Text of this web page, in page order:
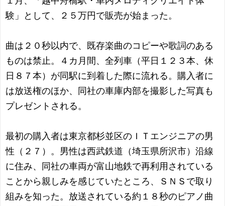
験」として、２５万円で販売が始まった。
曲は２０秒以内で、既存楽曲のコピーや歌詞のある
ものは禁止。４カ月間、全列車（平日１２３本、休
日８７本）が同駅に到着した際に流れる。購入者に
は放送権のほか、同社の車庫内部を撮影した写真も
プレゼントされる。
最初の購入者は東京都杉並区のＩＴエンジニアの男
性（２７）。男性は西武鉄道（埼玉県所沢市）沿線
に住み、同社の車両が富山地鉄で再利用されている
ことから親しみを感じていたところ、ＳＮＳで取り
組みを知った。放送されている約１８秒のピアノ曲